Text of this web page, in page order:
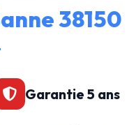
38150
Garantie 5 ans